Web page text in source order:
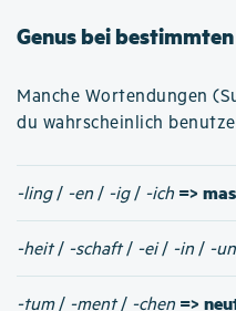
Genus bei
Manche Wortendungen
du wahrscheinlich
-ling/ -en / -ig/ -ich =>
-heit/ -schaft/ -ei/ -in / -
-tum/ -ment/ -chen =>